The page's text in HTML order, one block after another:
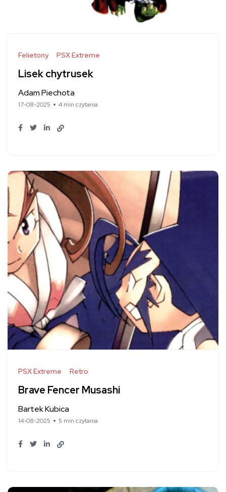
Felietony PSX Extreme
Lisek chytrusek
Adam Piechota
17-08-2025 4 min czytania
PSX Extreme Retro
Brave Fencer Musashi
Bartek Kubica
14-08-2025 5 min czytania